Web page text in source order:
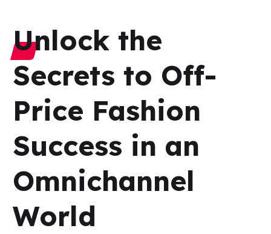
Unlock the
Secrets to Off-
Price Fashion
Success in an
Omnichannel
World